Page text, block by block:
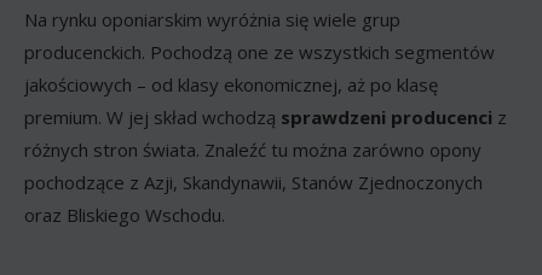
Na rynku oponiarskim wyróżnia się wiele grup
producenckich. Pochodzą one ze wszystkich segmentów
jakościowych – od klasy ekonomicznej, aż po klasę
premium. W jej skład wchodzą sprawdzeni producenci z
różnych stron świata. Znaleźć tu można zarówno opony
pochodzące z Azji, Skandynawii, Stanów Zjednoczonych
oraz Bliskiego Wschodu.